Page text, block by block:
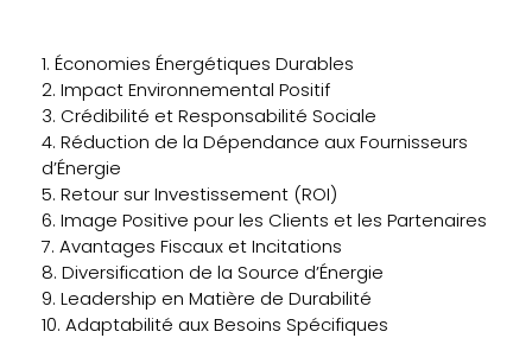
1. Économies Énergétiques Durables
2. Impact Environnemental Positif
3. Crédibilité et Responsabilité Sociale
4. Réduction de la Dépendance aux Fournisseurs
d’Énergie
5. Retour sur Investissement (ROI)
6. Image Positive pour les Clients et les Partenaires
7. Avantages Fiscaux et Incitations
8. Diversification de la Source d’Énergie
9. Leadership en Matière de Durabilité
10. Adaptabilité aux Besoins Spécifiques